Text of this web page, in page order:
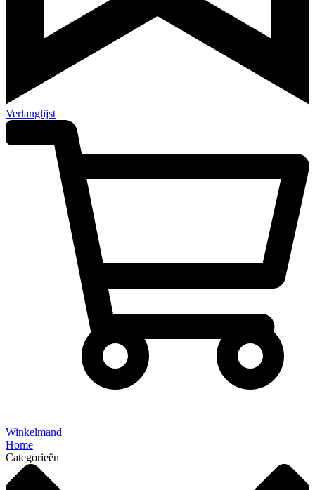
Verlanglijst
Winkelmand
Home
Categorieën